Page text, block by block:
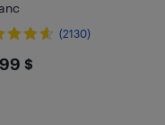
(2130)
$